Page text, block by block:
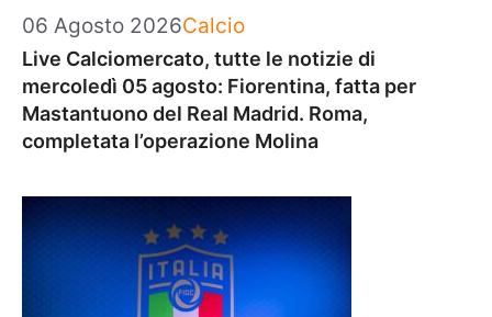
06 Agosto 2026Categorie
Calcio
Live Calciomercato, tutte le notizie di
mercoledì 05 agosto: Fiorentina, fatta per
Mastantuono del Real Madrid. Roma,
completata l’operazione Molina